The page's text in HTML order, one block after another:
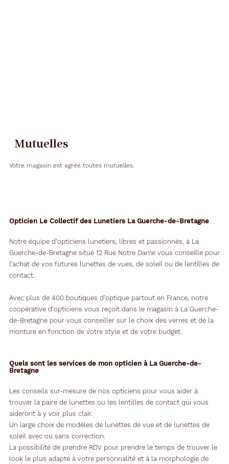
Mutuelles
Votre magasin est agréé toutes mutuelles.
Opticien Le Collectif des Lunetiers La Guerche-de-Bretagne
Notre équipe d’opticiens lunetiers, libres et passionnés, à La
Guerche-de-Bretagne situé 12 Rue Notre Dame vous conseille pour
l’achat de vos futures lunettes de vues, de soleil ou de lentilles de
contact.
Avec plus de 400 boutiques d’optique partout en France, notre
coopérative d'opticiens vous reçoit dans le magasin à La Guerche-
de-Bretagne pour vous conseiller sur le choix des verres et de la
monture en fonction de votre style et de votre budget.
Quels sont les services de mon opticien à La Guerche-de-
Bretagne
Les conseils sur-mesure de nos opticiens pour vous aider à
trouver la paire de lunettes ou les lentilles de contact qui vous
aideront à y voir plus clair.
Un large choix de modèles de lunettes de vue et de lunettes de
soleil avec ou sans correction.
La possibilité de prendre RDV pour prendre le temps de trouver le
look le plus adapté à votre personnalité et à la morphologie de